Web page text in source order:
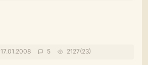
17.01.2008 5 2127(23)